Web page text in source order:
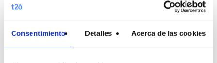
Consentimiento Detalles Acerca de las cookies